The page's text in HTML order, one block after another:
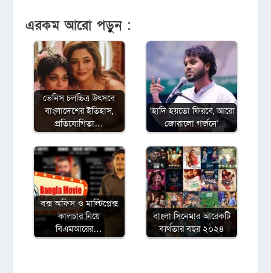
এরকম আরো পড়ুন :
ভেনিস চলচ্চিত্র উৎসবে
বাংলাদেশের ইতিহাস,
প্রতিযোগিতা…
‘হাদি হয়তো ফিরবে, আরো
জোরালো গর্জনে’
বক্স অফিস ও মাল্টিপ্লেক্স
কালচার নিয়ে
বিএমআরের…
বাংলা সিনেমার আরেকটি
ব্যর্থতার বছর ২০২৪